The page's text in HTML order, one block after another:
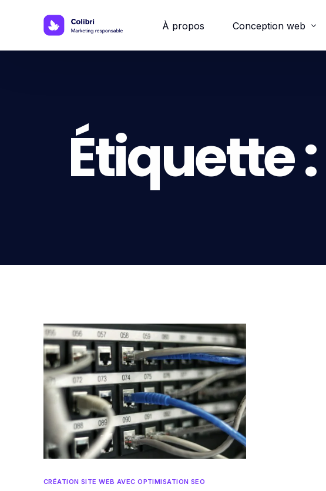
À propos Conception web
Étiquette :
CRÉATION SITE WEB AVEC OPTIMISATION SEO